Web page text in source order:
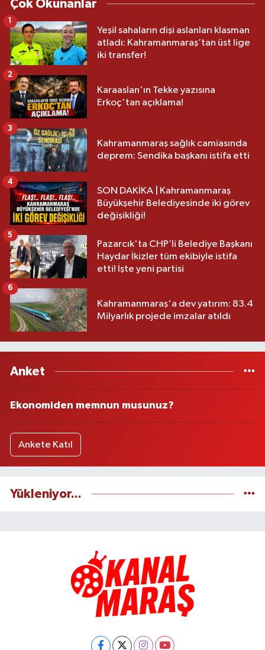
Çok Okunanlar
Yeşil sahaların dişi aslanları klasman
atladı: Kahramanmaraş’tan üst lige
iki transfer!
Karaaslan'ın Tekke yazısına
Erkoç'tan açıklama!
2
Kahramanmaraş sağlık camiasında
deprem: Sendika başkanı istifa etti
3
SON DAKİKA | Kahramanmaraş
Büyükşehir Belediyesinde iki görev
değişikliği!
4
Pazarcık'ta CHP’li Belediye Başkanı
Haydar İkizler tüm ekibiyle istifa
etti! İşte yeni partisi
5
Kahramanmaraş'a dev yatırım: 83.4
Milyarlık projede imzalar atıldı
6
Anket
Ekonomiden memnun musunuz?
Ankete Katıl
Yükleniyor...